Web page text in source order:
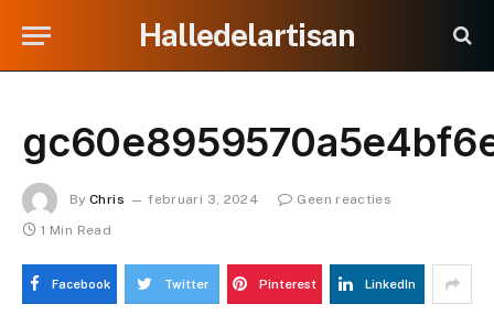
Halledelartisan
By Chris februari 3, 2024
Geen reacties
1 Min Read
Facebook Twitter Pinterest LinkedIn